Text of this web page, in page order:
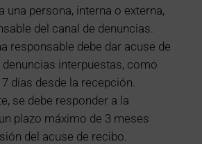
una persona, interna o externa,
del canal de denuncias.
responsable debe dar acuse de
interpuestas, como
días desde la recepción.
se debe responder a la
plazo máximo de 3 meses
del acuse de recibo.